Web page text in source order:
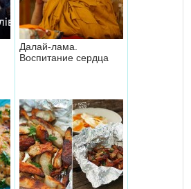
Далай-лама.
Воспитание сердца